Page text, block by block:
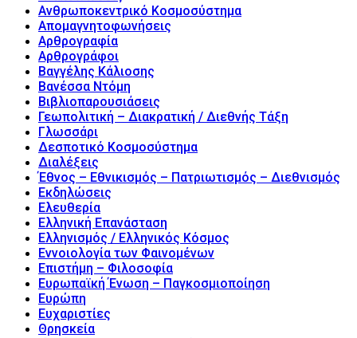
Ανθρωποκεντρικό Κοσμοσύστημα
Απομαγνητοφωνήσεις
Αρθρογραφία
Αρθρογράφοι
Βαγγέλης Κάλιοσης
Βανέσσα Ντόμη
Βιβλιοπαρουσιάσεις
Γεωπολιτική – Διακρατική / Διεθνής Τάξη
Γλωσσάρι
Δεσποτικό Κοσμοσύστημα
Διαλέξεις
Έθνος – Εθνικισμός – Πατριωτισμός – Διεθνισμός
Εκδηλώσεις
Ελευθερία
Ελληνική Επανάσταση
Ελληνισμός / Ελληνικός Κόσμος
Εννοιολογία των Φαινομένων
Επιστήμη – Φιλοσοφία
Ευρωπαϊκή Ένωση – Παγκοσμιοποίηση
Ευρώπη
Ευχαριστίες
Θρησκεία